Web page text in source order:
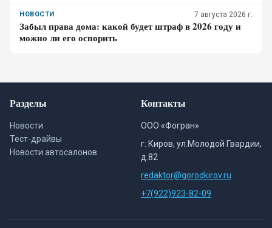
НОВОСТИ 7 августа 2026 г.
Забыл права дома: какой будет штраф в 2026 году и
можно ли его оспорить
Разделы
Новости
Тест-драйвы
Новости автосалонов
Контакты
ООО «Фогран»
г. Киров, ул.Молодой Гвардии,
д.82
redaktor@gorodkirov.ru
+7(922)923-82-09